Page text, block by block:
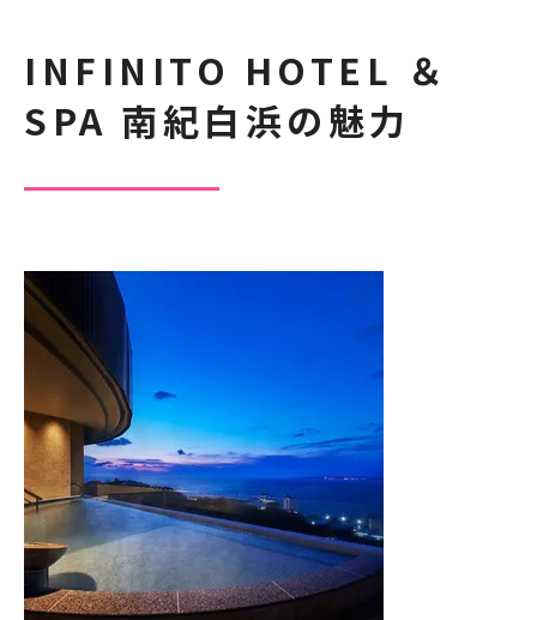
INFINITO HOTEL ＆
SPA 南紀白浜の魅力